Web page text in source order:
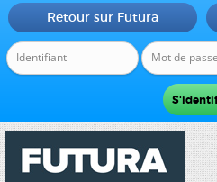
Retour sur Futura